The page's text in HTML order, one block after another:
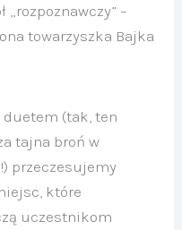
„rozpoznawczy” –
towarzyszka Bajka
(tak, ten
tajna broń w
przeczesujemy
które
uczestnikom